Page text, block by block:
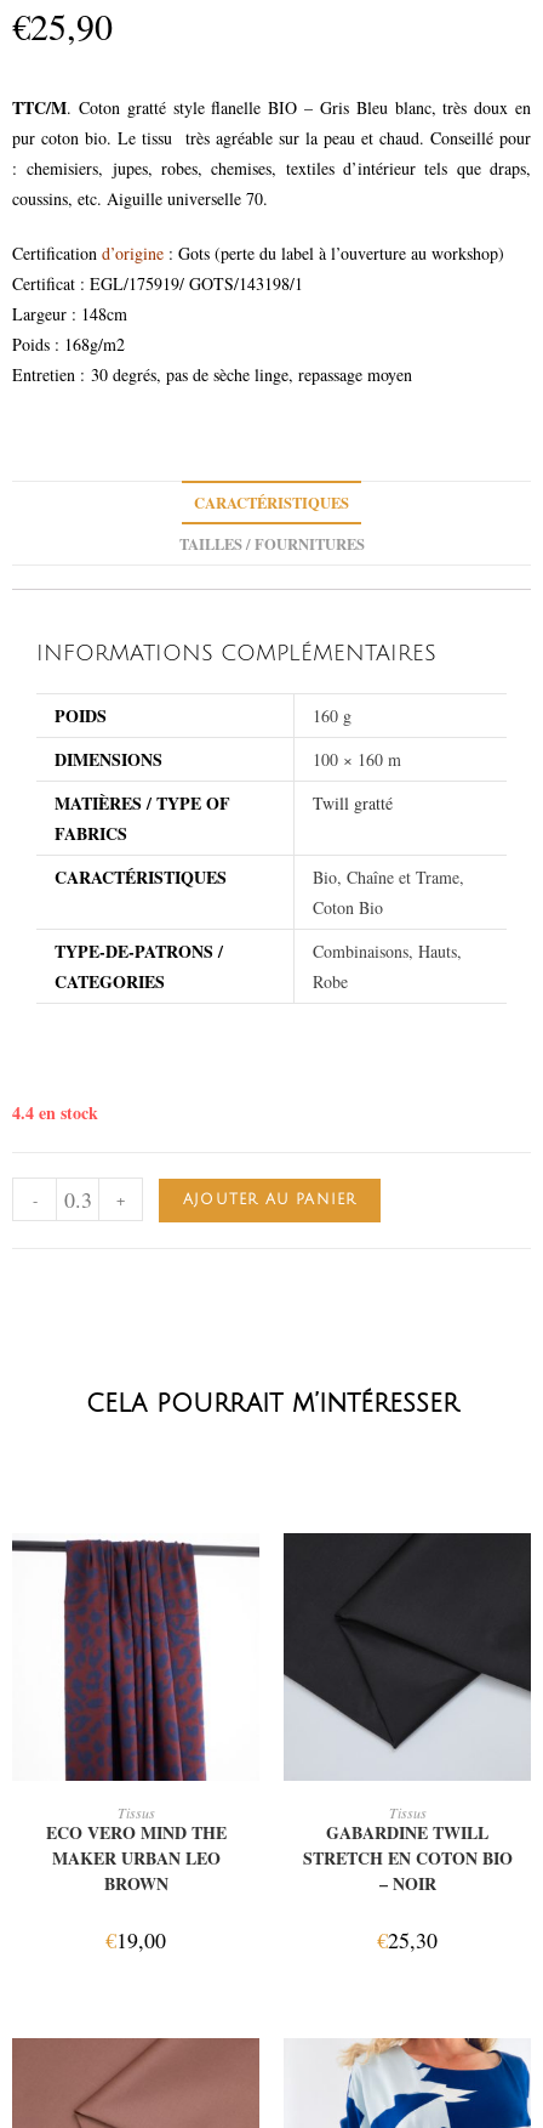
€25,90
TTC/M. Coton gratté style flanelle BIO – Gris Bleu blanc, très doux en
pur coton bio. Le tissu très agréable sur la peau et chaud. Conseillé pour
: chemisiers, jupes, robes, chemises, textiles d’intérieur tels que draps,
coussins, etc. Aiguille universelle 70.
Certification d’origine : Gots (perte du label à l’ouverture au workshop)
Certificat : EGL/175919/ GOTS/143198/1
Largeur : 148cm
Poids : 168g/m2
Entretien : 30 degrés, pas de sèche linge, repassage moyen
CARACTÉRISTIQUES
TAILLES / FOURNITURES
INFORMATIONS COMPLÉMENTAIRES
POIDS 160 g
DIMENSIONS 100 × 160 m
MATIÈRES / TYPE OF
FABRICS
Twill gratté
CARACTÉRISTIQUES
Bio, Chaîne et Trame,
Coton Bio
TYPE-DE-PATRONS /
CATEGORIES
Combinaisons, Hauts,
Robe
4.4 en stock
- + AJOUTER AU PANIER
cela pourrait m’intéresser
Tissus
ECO VERO MIND THE
MAKER URBAN LEO
BROWN
€19,00
Tissus
GABARDINE TWILL
STRETCH EN COTON BIO
– NOIR
€25,30